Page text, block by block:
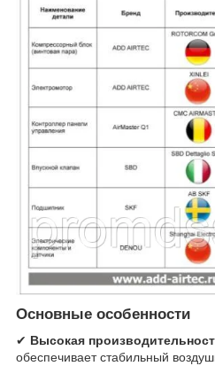
Основные особенности
✔ Высокая
обеспечивает стабильный